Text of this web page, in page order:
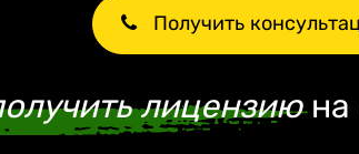
Получить
лицензиюна